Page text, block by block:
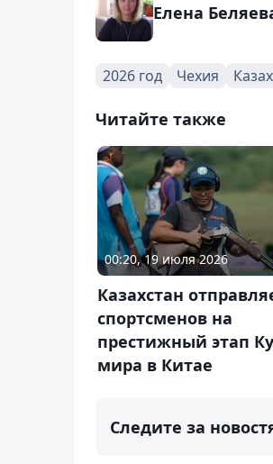
Елена
2026 год Чехия
Читайте также
00:20, 19 июля 2026
Казахстан
спортсменов на
престижный этап
мира в Китае
Следите за